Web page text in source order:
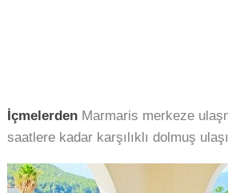
İçmelerden Marmaris merkeze
saatlere kadar karşılıklı dolmuş